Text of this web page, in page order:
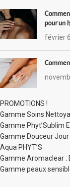
pour un
février
PROMOTIONS !
Gamme Soins
Gamme Phyt’Sublim
Gamme Douceur Jour
Aqua PHYT’S
Gamme Aromaclear :
Gamme peaux